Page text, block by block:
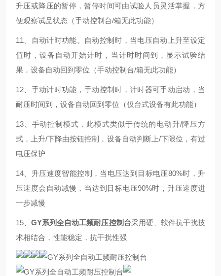
升压或降压的暂停，暂停时间可由试验人员灵活掌握，方
便观察试品状态（手动控制台/箱无此功能）
11、自动计时功能。自动控制时，当电压自动上升至设定
值时，设备自动开始计时，当计时时间到，显示试验结
果，设备自动回到零位（手动控制台/箱无此功能）
12、手动计时功能，手动控制时，计时器可手动启动，当
耐压时间到，设备自动回到零位（仅台式设备有此功能）
13、手动控制模式，此模式类似于传统的电动升/降压方
式，上升/下降由按钮控制，设备自动判断上/下限位，有过
电压保护
14、升压速度智能控制，当电压达到目标电压80%时，升
压速度会自动减慢，当达到目标电压90%时，升压速度进
一步减慢
15、GY系列全自动工频耐压控制台采用硬、软件抗干扰技
术相结合，性能稳定，抗干扰性强